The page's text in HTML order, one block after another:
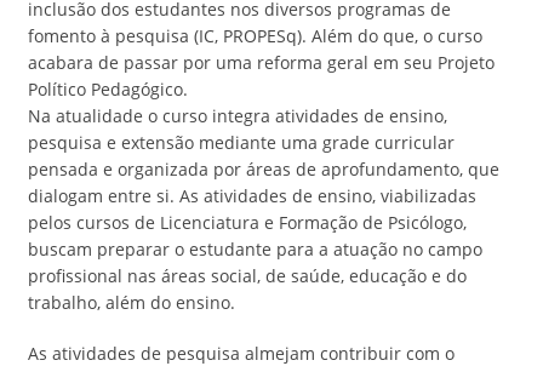
inclusão dos estudantes nos diversos programas de
fomento à pesquisa (IC, PROPESq). Além do que, o curso
acabara de passar por uma reforma geral em seu Projeto
Político Pedagógico.
Na atualidade o curso integra atividades de ensino,
pesquisa e extensão mediante uma grade curricular
pensada e organizada por áreas de aprofundamento, que
dialogam entre si. As atividades de ensino, viabilizadas
pelos cursos de Licenciatura e Formação de Psicólogo,
buscam preparar o estudante para a atuação no campo
profissional nas áreas social, de saúde, educação e do
trabalho, além do ensino.
As atividades de pesquisa almejam contribuir com o